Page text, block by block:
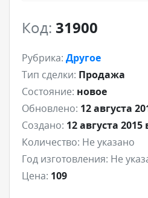
Код: 31900
Рубрика: Другое
Тип сделки: Продажа
Состояние: новое
Обновлено: 12 августа
Создано: 12 августа 2015
Количество: Не указано
Год изготовления: Не
Цена: 109